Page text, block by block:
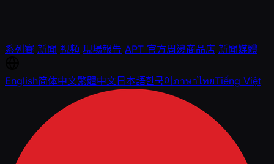
系列賽 新聞 視頻 現場報告 APT 官方周邊商品店 新聞媒體
English简体中文繁體中文日本語한국어ภาษาไทยTiếng Việt